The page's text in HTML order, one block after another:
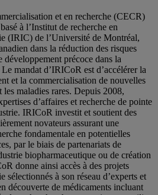
et en recherche (CECR)
à l’Institut de recherche en
(IRIC) de l’Université de Montréal,
dans la réduction des risques
développement précoce dans la
mandat d’IRICoR est d’accélérer la
et la commercialisation de nouvelles
les maladies rares. Depuis 2008,
d’affaires et recherche de pointe
IRICoR investit et soutient des
novateurs assurant une
fondamentale en potentielles
par le biais de partenariats de
biopharmaceutique ou de création
donne ainsi accès à des projets
sélectionnés à son réseau d’experts et
découverte de médicaments incluant